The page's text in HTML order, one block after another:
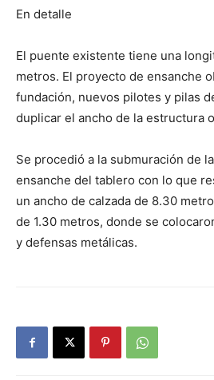
En detalle
El puente existente tiene una
metros. El proyecto de ensanche
fundación, nuevos pilotes y pilas
duplicar el ancho de la estructura
Se procedió a la submuración de
ensanche del tablero con lo que
un ancho de calzada de 8.30
de 1.30 metros, donde se
y defensas metálicas.